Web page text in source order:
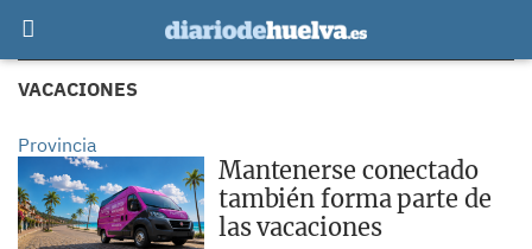
VACACIONES
Provincia
Mantenerse conectado
también forma parte de
las vacaciones